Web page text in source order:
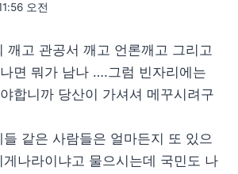
오전
깨고 관공서 깨고 언론깨고 그리고
면 뭐가 남나 ….그럼 빈자리에는
합니까 당산이 가셔셔 메꾸시려구
같은 사람들은 얼마든지 또 있으
나라이냐고 물으시는데 국민도 나